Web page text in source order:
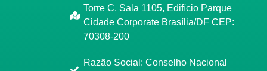
Torre C, Sala 1105, Edifício Parque
Cidade Corporate Brasília/DF CEP:
70308-200
Razão Social: Conselho Nacional